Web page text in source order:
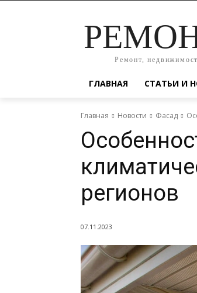
Ремонт,
ГЛАВНАЯ СТАТЬИ И
Главная Новости Фасад
регионов
07.11.2023